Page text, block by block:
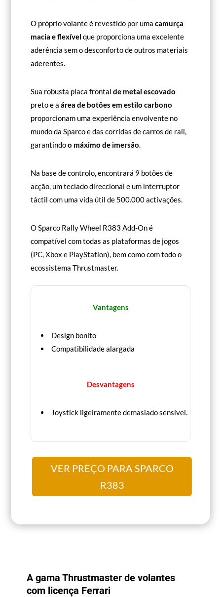
O próprio volante é revestido por uma camurça
macia e flexível que proporciona uma excelente
aderência sem o desconforto de outros materiais
aderentes.
Sua robusta placa frontal de metal escovado
preto e aárea de botões em estilo carbono
proporcionam uma experiência envolvente no
mundo da Sparco e das corridas de carros de rali,
garantindoo máximo de imersão.
Na base de controlo, encontrará 9 botões de
acção, um teclado direccional e um interruptor
táctil com uma vida útil de 500.000 activações.
O Sparco Rally Wheel R383 Add-On é
compatível com todas as plataformas de jogos
(PC, Xbox e PlayStation), bem como com todo o
ecossistema Thrustmaster.
Vantagens
Design bonito
Compatibilidade alargada
Desvantagens
Joystick ligeiramente demasiado sensível.
VER PREÇO PARA SPARCO
R383
A gama Thrustmaster de volantes
com licença Ferrari